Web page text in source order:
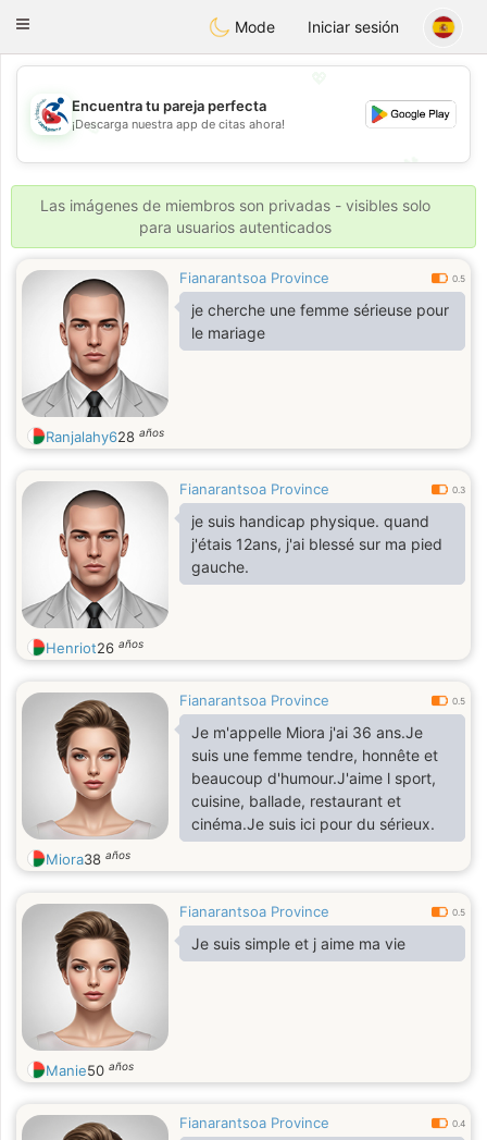
Handi Space
Toggle
Mode Iniciar sesión
💖
💕
Encuentra tu pareja perfecta
¡Descarga nuestra app de citas ahora!
Las imágenes de miembros son privadas - visibles solo
para usuarios autenticados
Fianarantsoa Province 0.5
je cherche une femme sérieuse pour
le mariage
Ranjalahy628 años
Fianarantsoa Province 0.3
je suis handicap physique. quand
j'étais 12ans, j'ai blessé sur ma pied
gauche.
Henriot26 años
Fianarantsoa Province 0.5
Je m'appelle Miora j'ai 36 ans.Je
suis une femme tendre, honnête et
beaucoup d'humour.J'aime l sport,
cuisine, ballade, restaurant et
cinéma.Je suis ici pour du sérieux.
Miora38 años
Fianarantsoa Province 0.5
Je suis simple et j aime ma vie
Manie50 años
Fianarantsoa Province 0.4